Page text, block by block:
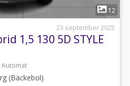
1
12
23 september 2025
1,5 130 5D STYLE
Automat
(Bäckebol)